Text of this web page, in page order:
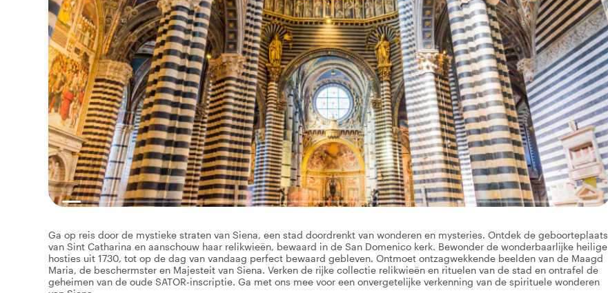
Ga op reis door de mystieke straten van Siena, een stad doordrenkt van wonderen en mysteries. Ontdek de geboorteplaats
van Sint Catharina en aanschouw haar relikwieën, bewaard in de San Domenico kerk. Bewonder de wonderbaarlijke heilige
hosties uit 1730, tot op de dag van vandaag perfect bewaard gebleven. Ontmoet ontzagwekkende beelden van de Maagd
Maria, de beschermster en Majesteit van Siena. Verken de rijke collectie relikwieën en rituelen van de stad en ontrafel de
geheimen van de oude SATOR-inscriptie. Ga met ons mee voor een onvergetelijke verkenning van de spirituele wonderen